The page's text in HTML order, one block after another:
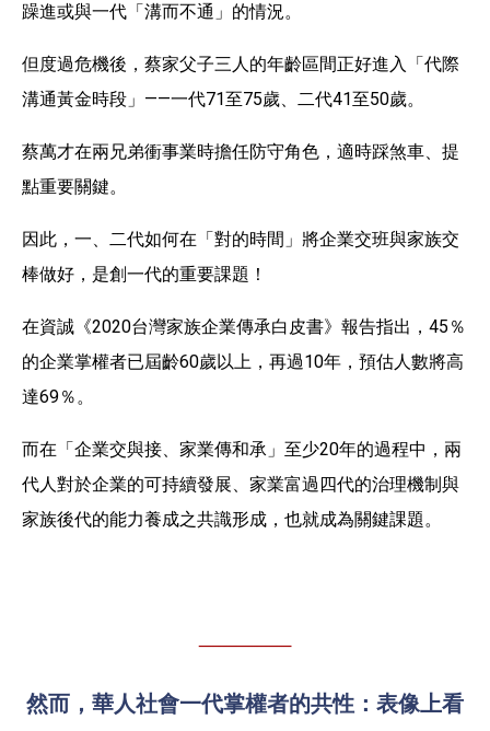
躁進或與一代「溝而不通」的情況。
但度過危機後，蔡家父子三人的年齡區間正好進入「代際
溝通黃金時段」——一代71至75歲、二代41至50歲。
蔡萬才在兩兄弟衝事業時擔任防守角色，適時踩煞車、提
點重要關鍵。
因此，一、二代如何在「對的時間」將企業交班與家族交
棒做好，是創一代的重要課題！
在資誠《2020台灣家族企業傳承白皮書》報告指出，45％
的企業掌權者已屆齡60歲以上，再過10年，預估人數將高
達69％。
而在「企業交與接、家業傳和承」至少20年的過程中，兩
代人對於企業的可持續發展、家業富過四代的治理機制與
家族後代的能力養成之共識形成，也就成為關鍵課題。
然而，華人社會一代掌權者的共性：表像上看